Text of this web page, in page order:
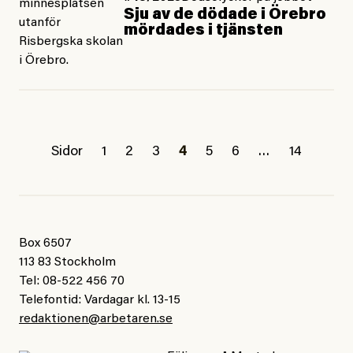
Sju av de dödade i Örebro
mördades i tjänsten
Sidor 1 2 3 4 5 6 … 14
Box 6507
113 83 Stockholm
Tel: 08-522 456 70
Telefontid: Vardagar kl. 13-15
redaktionen@arbetaren.se